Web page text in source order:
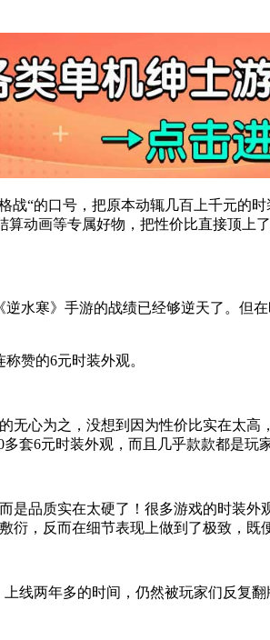
战“的口号，把原本动辄几百上千元的
动画等专属好物，把性价比直接顶
水寒》手游的战绩已经够逆天了。但
赞的6元时装外观。
无心为之，没想到因为性价比实在太
套6元时装外观，而且几乎款款都是
是品质实在太硬了！很多游戏的时装
，反而在细节表现上做到了极致，
线两年多的时间，仍然被玩家们反复